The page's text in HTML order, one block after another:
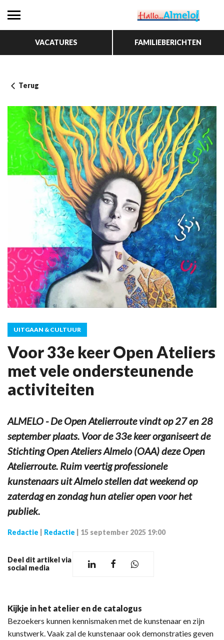
VACATURES FAMILIEBERICHTEN
Terug
UITGAAN & CULTUUR
Voor 33e keer Open Ateliers
met vele ondersteunende
activiteiten
ALMELO - De Open Atelierroute vindt op 27 en 28
september plaats. Voor de 33e keer organiseert de
Stichting Open Ateliers Almelo (OAA) deze Open
Atelierroute. Ruim veertig professionele
kunstenaars uit Almelo stellen dat weekend op
zaterdag en zondag hun atelier open voor het
publiek.
Redactie Redactie 15 september 2025 19:00
Deel dit artikel via
social media
Kijkje in het atelier en de catalogus
Bezoekers kunnen kennismaken met de kunstenaar en zijn
kunstwerk. Vaak zal de kunstenaar ook demonstraties geven